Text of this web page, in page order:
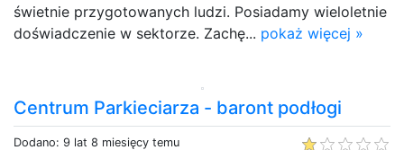
świetnie przygotowanych ludzi. Posiadamy wieloletnie
doświadczenie w sektorze. Zachę... pokaż więcej »
Centrum Parkieciarza - baront podłogi
Dodano: 9 lat 8 miesięcy temu